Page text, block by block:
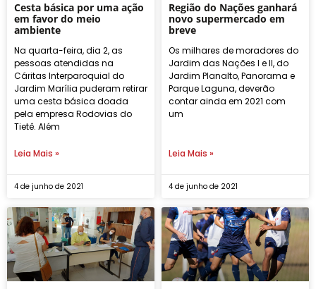
Cesta básica por uma ação
em favor do meio
ambiente
Na quarta-feira, dia 2, as
pessoas atendidas na
Cáritas Interparoquial do
Jardim Marília puderam retirar
uma cesta básica doada
pela empresa Rodovias do
Tietê. Além
Leia Mais »
4 de junho de 2021
Região do Nações ganhará
novo supermercado em
breve
Os milhares de moradores do
Jardim das Nações I e II, do
Jardim Planalto, Panorama e
Parque Laguna, deverão
contar ainda em 2021 com
um
Leia Mais »
4 de junho de 2021